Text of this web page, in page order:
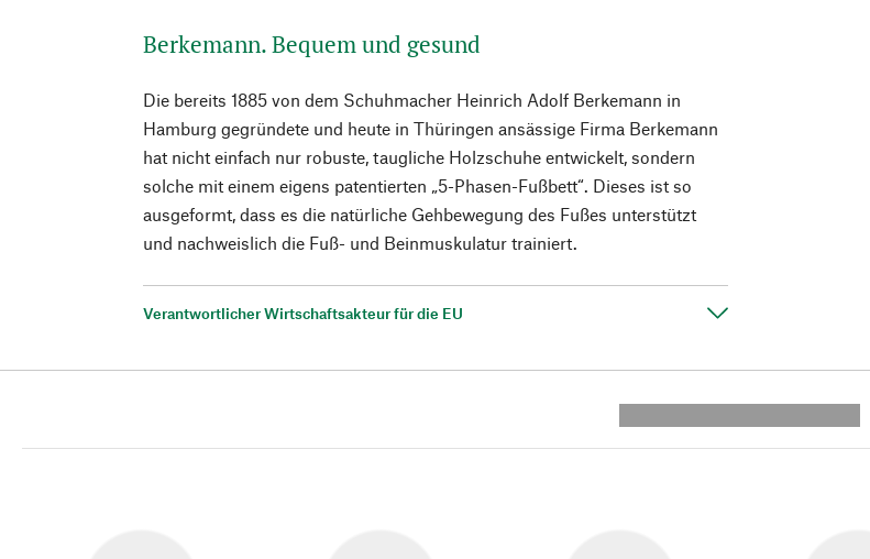
Berkemann. Bequem und gesund
Die bereits 1885 von dem Schuhmacher Heinrich Adolf Berkemann in
Hamburg gegründete und heute in Thüringen ansässige Firma Berkemann
hat nicht einfach nur robuste, taugliche Holzschuhe entwickelt, sondern
solche mit einem eigens patentierten „5-Phasen-Fußbett“. Dieses ist so
ausgeformt, dass es die natürliche Gehbewegung des Fußes unterstützt
und nachweislich die Fuß- und Beinmuskulatur trainiert.
Verantwortlicher Wirtschaftsakteur für die EU